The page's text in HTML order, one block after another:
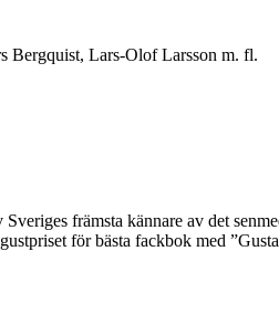
Bergquist, Lars-Olof Larsson m. fl.
främsta kännare av det
för bästa fackbok med